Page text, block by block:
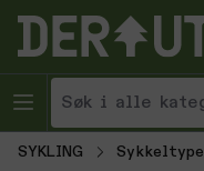
Hopp til innhold
SYKLING Sykkeltype